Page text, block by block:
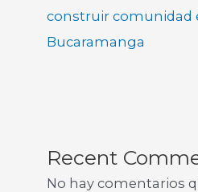
construir comunidad
Bucaramanga
Recent
No hay comentarios